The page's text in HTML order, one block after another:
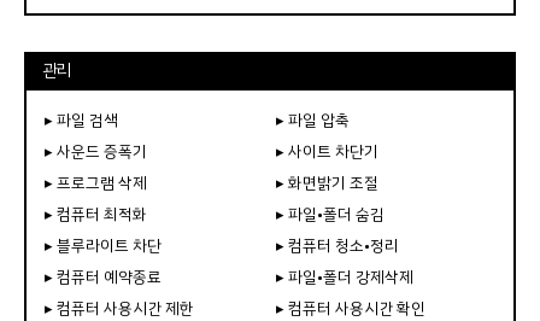
관리
▸ 파일 검색
▸ 파일 압축
▸ 사운드 증폭기
▸ 사이트 차단기
▸ 프로그램 삭제
▸ 화면밝기 조절
▸ 컴퓨터 최적화
▸ 파일•폴더 숨김
▸ 블루라이트 차단
▸ 컴퓨터 청소•정리
▸ 컴퓨터 예약종료
▸ 파일•폴더 강제삭제
▸ 컴퓨터 사용시간 제한
▸ 컴퓨터 사용시간 확인